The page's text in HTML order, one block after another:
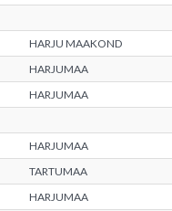
HARJU MAAKOND
HARJUMAA
HARJUMAA
HARJUMAA
TARTUMAA
HARJUMAA